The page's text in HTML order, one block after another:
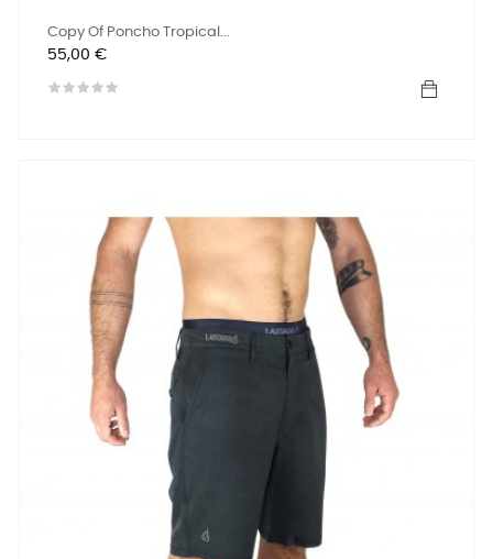
Copy Of Poncho Tropical...
Precio
55,00 €